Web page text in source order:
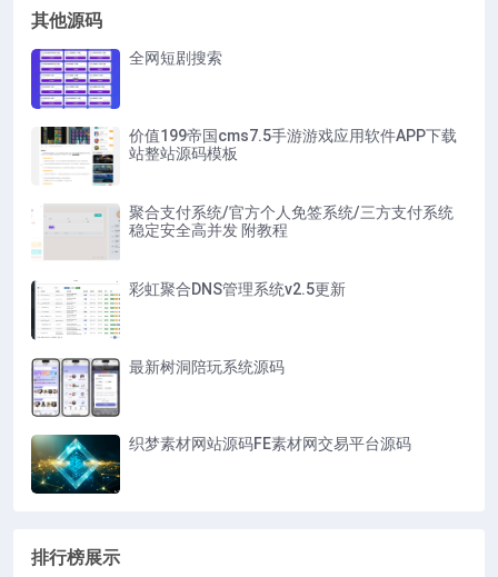
其他源码
全网短剧搜索
价值199帝国cms7.5手游游戏应用软件APP下载
站整站源码模板
聚合支付系统/官方个人免签系统/三方支付系统
稳定安全高并发 附教程
彩虹聚合DNS管理系统v2.5更新
最新树洞陪玩系统源码
织梦素材网站源码FE素材网交易平台源码
排行榜展示